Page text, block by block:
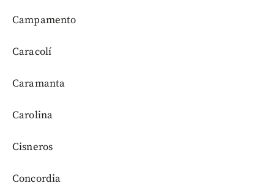
Campamento
Caracolí
Caramanta
Carolina
Cisneros
Concordia